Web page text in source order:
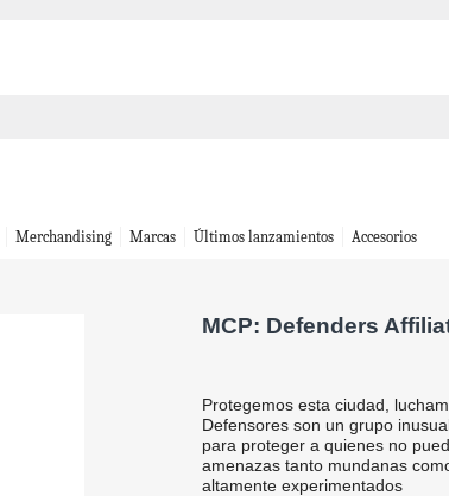
Merchandising Marcas Últimos lanzamientos Accesorios
MCP: Defenders
Protegemos esta ciudad,
Defensores son un grupo
para proteger a quienes no
amenazas tanto mundanas
altamente experimentados